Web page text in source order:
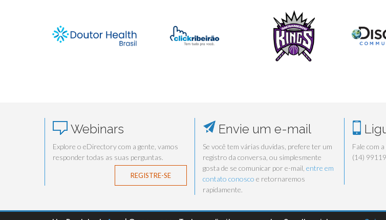
Webinars
Explore o eDirectory com a gente, vamos
responder todas as suas perguntas.
REGISTRE-SE
Envie um e-mail
Se você tem várias duvidas, prefere ter um
registro da conversa, ou simplesmente
gosta de se comunicar por e-mail, entre em
contato conosco e retornaremos
rapidamente.
Fale com
(14)